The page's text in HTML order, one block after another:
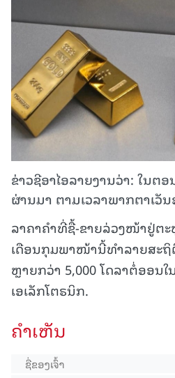
ຂ່າວຊີອາໄອລາຍງານວ່າ: ໃນຕ
ຜ່ານມາ ຕາມເວລາພາກຕາເວັ
ລາຄາຄຳທີ່ຊື້-ຂາຍລ່ວງໜ້າຢູ່ຕ
ເດືອນກຸມພາໜ້ານີ້ທຳລາຍສະ
ຫຼາຍກວ່າ 5,000 ໂດລາຕໍ່ອອນ
ເອເລັກໂຕຣນິກ.
ຄໍາເຫັນ